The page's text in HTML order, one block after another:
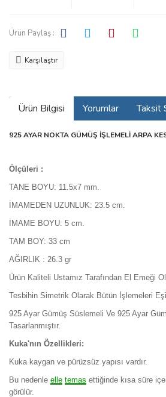
Ürün Paylaş :
Karşılaştır
Ürün Bilgisi Yorumlar Taksit
925 AYAR NOKTA GÜMÜŞ İŞLEMELİ ARPA
Ölçüleri :
TANE BOYU: 11.5x7 mm.
İMAMEDEN UZUNLUK: 23.5 cm.
İMAME BOYU: 5 cm.
TAM BOY: 33 cm
AĞIRLIK : 26.3 gr
Ürün Kaliteli Ustamız Tarafından El Emeği
Tesbihin Simetrik Olarak Bütün İşlemeleri
925 Ayar Gümüş Süslemeli Ve 925 Ayar
Tasarlanmıştır.
Kuka'nın Özellikleri:
Kuka kaygan ve pürüzsüz yapısı vardır.
Bu nedenle elle temas ettiğinde kısa süre
görülür.